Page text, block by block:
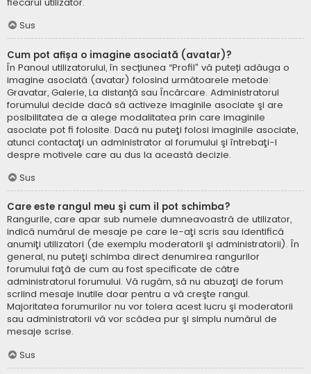
Sus
Cum pot afișa o imagine asociată (avatar)?
În Panoul utilizatorului, în secțiunea “Profil” vă puteți adăuga o
imagine asociată (avatar) folosind următoarele metode:
Gravatar, Galerie, La distanță sau Încărcare. Administratorul
forumului decide dacă să activeze imaginile asociate şi are
posibilitatea de a alege modalitatea prin care imaginile
asociate pot fi folosite. Dacă nu puteţi folosi imaginile asociate,
atunci contactaţi un administrator al forumului şi întrebaţi-l
despre motivele care au dus la această decizie.
Sus
Care este rangul meu şi cum il pot schimba?
Rangurile, care apar sub numele dumneavoastră de utilizator,
indică numărul de mesaje pe care le-aţi scris sau identifică
anumiţi utilizatori (de exemplu moderatorii şi administratorii). În
general, nu puteţi schimba direct denumirea rangurilor
forumului faţă de cum au fost specificate de către
administratorul forumului. Vă rugăm, să nu abuzaţi de forum
scriind mesaje inutile doar pentru a vă creşte rangul.
Majoritatea forumurilor nu vor tolera acest lucru şi moderatorii
sau administratorii vă vor scădea pur şi simplu numărul de
mesaje scrise.
Sus